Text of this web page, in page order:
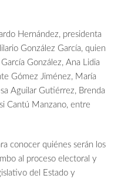
Hernández, presidenta
González García, quien
González, Ana Lidia
Gómez Jiménez, María
Aguilar Gutiérrez, Brenda
Cantú Manzano, entre
conocer quiénes serán los
al proceso electoral y
del Estado y